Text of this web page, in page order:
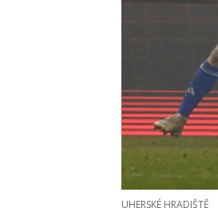
UHERSKÉ HRADIŠTĚ